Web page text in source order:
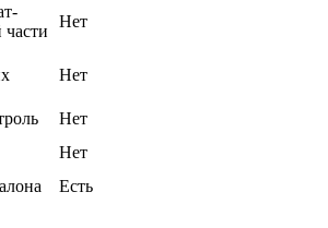
части
Нет
Нет
Нет
Нет
Есть